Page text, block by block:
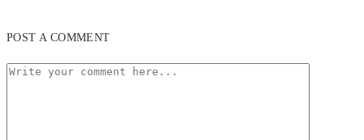
POST A COMMENT